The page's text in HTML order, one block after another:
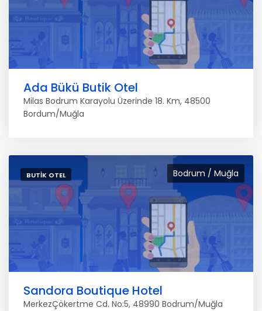
Ada Bükü Butik Otel
Milas Bodrum Karayolu Üzerinde 18. Km, 48500
Bordum/Muğla
Bodrum / Muğla
BUTIK OTEL
Sandora Boutique Hotel
MerkezÇökertme Cd. No:5, 48990 Bodrum/Muğla